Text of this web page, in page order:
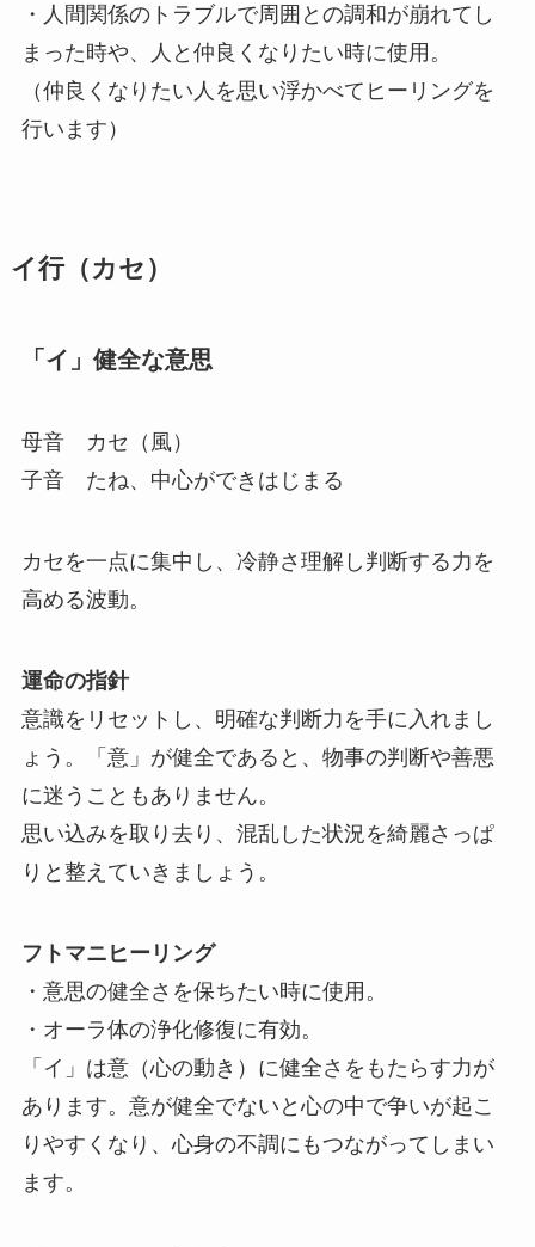
・人間関係のトラブルで周囲との調和が崩れてし
まった時や、人と仲良くなりたい時に使用。
（仲良くなりたい人を思い浮かべてヒーリングを
行います）
イ行（カセ）
「イ」健全な意思
母音 カセ（風）
子音 たね、中心ができはじまる
カセを一点に集中し、冷静さ理解し判断する力を
高める波動。
運命の指針
意識をリセットし、明確な判断力を手に入れまし
ょう。「意」が健全であると、物事の判断や善悪
に迷うこともありません。
思い込みを取り去り、混乱した状況を綺麗さっぱ
りと整えていきましょう。
フトマニヒーリング
・意思の健全さを保ちたい時に使用。
・オーラ体の浄化修復に有効。
「イ」は意（心の動き）に健全さをもたらす力が
あります。意が健全でないと心の中で争いが起こ
りやすくなり、心身の不調にもつながってしまい
ます。